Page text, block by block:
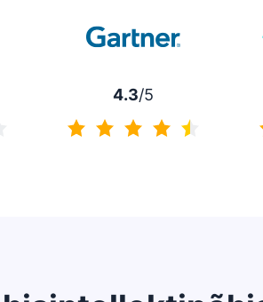
4.3/5